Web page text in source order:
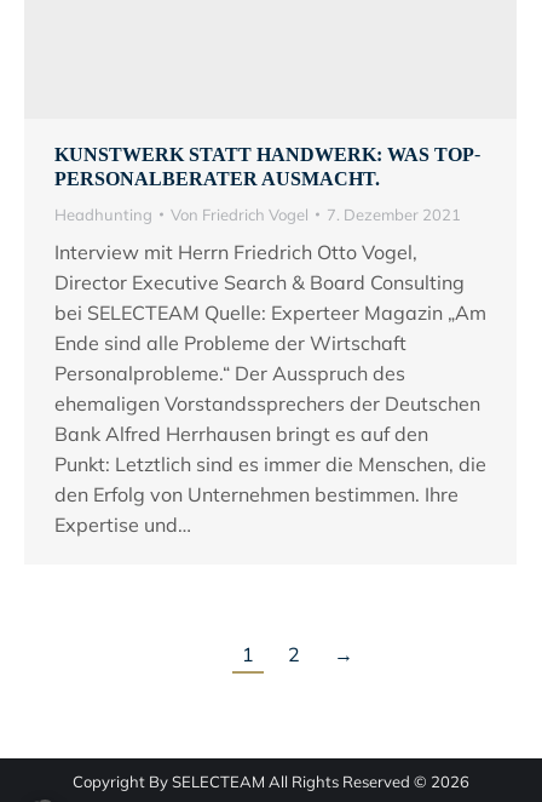
KUNSTWERK STATT HANDWERK: WAS TOP-
PERSONALBERATER AUSMACHT.
Headhunting Von Friedrich Vogel 7. Dezember 2021
Interview mit Herrn Friedrich Otto Vogel,
Director Executive Search & Board Consulting
bei SELECTEAM Quelle: Experteer Magazin „Am
Ende sind alle Probleme der Wirtschaft
Personalprobleme.“ Der Ausspruch des
ehemaligen Vorstandssprechers der Deutschen
Bank Alfred Herrhausen bringt es auf den
Punkt: Letztlich sind es immer die Menschen, die
den Erfolg von Unternehmen bestimmen. Ihre
Expertise und…
1 2 →
Copyright By SELECTEAM All Rights Reserved © 2026